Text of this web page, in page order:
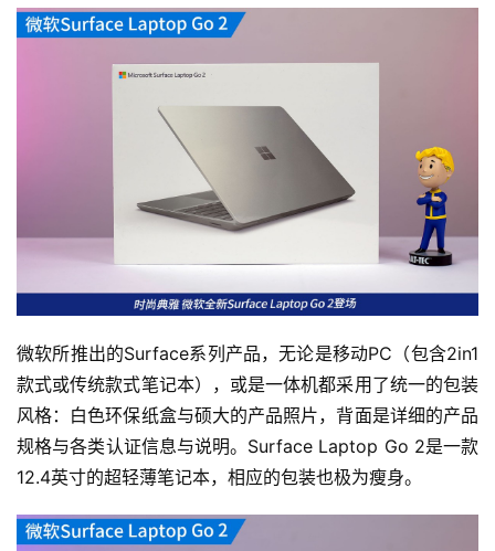
微软所推出的Surface系列产品，无论是移动PC（包含2in1
款式或传统款式笔记本），或是一体机都采用了统一的包装
风格：白色环保纸盒与硕大的产品照片，背面是详细的产品
规格与各类认证信息与说明。Surface Laptop Go 2是一款
12.4英寸的超轻薄笔记本，相应的包装也极为瘦身。